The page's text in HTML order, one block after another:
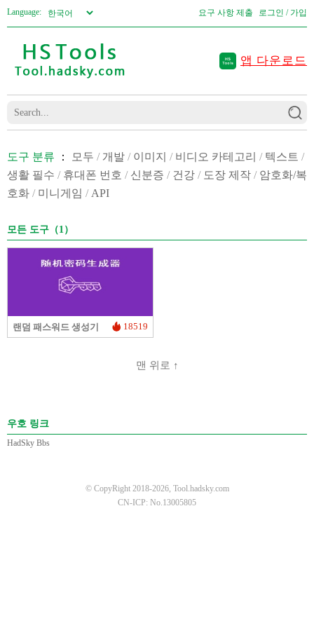
Language: 요구 사항 제출 로그인 / 가입
앱 다운로드
도구 분류 ： 모두 / 개발 / 이미지 / 비디오 카테고리 / 텍스트 /
생활 필수 / 휴대폰 번호 / 신분증 / 건강 / 도장 제작 / 암호화/복
호화 / 미니게임 / API
모든 도구（1）
랜덤 패스워드 생성기 18519
맨 위로 ↑
우호 링크
HadSky Bbs
© CopyRight 2018-2026, Tool.hadsky.com
CN-ICP: No.13005805